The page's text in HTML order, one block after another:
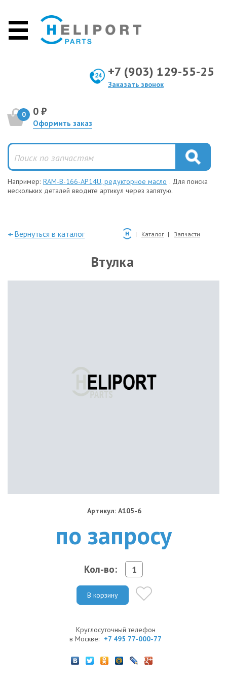
+7 (903) 129-55-25
Заказать звонок
0 0 ₽
Оформить заказ
Например: RAM-B-166-AP14U, редукторное масло . Для поиска
нескольких деталей вводите артикул через запятую.
—Вернуться в каталог Каталог Запчасти
Втулка
Артикул: A105-6
по запросу
Кол-во:
В корзину
Круглосуточный телефон
в Москве: +7 495 77-000-77